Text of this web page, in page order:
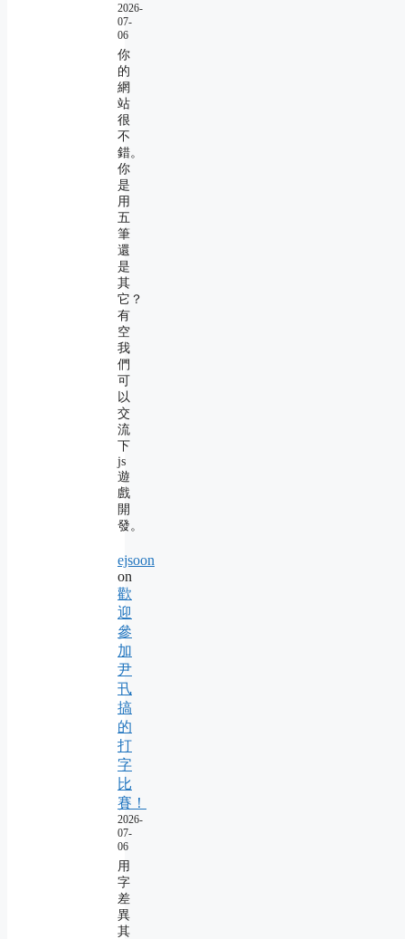
2026-
07-
06
你
的
網
站
很
不
錯。
你
是
用
五
筆
還
是
其
它？
有
空
我
們
可
以
交
流
下
js
遊
戲
開
發。
ejsoon
on
歡
迎
參
加
尹
卂
搞
的
打
字
比
賽！
2026-
07-
06
用
字
差
異
其